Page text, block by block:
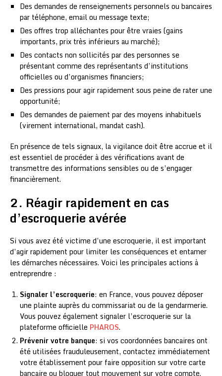
Des demandes de renseignements personnels ou bancaires
par téléphone, email ou message texte;
Des offres trop alléchantes pour être vraies (gains
importants, prix très inférieurs au marché);
Des contacts non sollicités par des personnes se
présentant comme des représentants d’institutions
officielles ou d’organismes financiers;
Des pressions pour agir rapidement sous peine de rater une
opportunité;
Des demandes de paiement par des moyens inhabituels
(virement international, mandat cash).
En présence de tels signaux, la vigilance doit être accrue et il
est essentiel de procéder à des vérifications avant de
transmettre des informations sensibles ou de s’engager
financièrement.
2. Réagir rapidement en cas
d’escroquerie avérée
Si vous avez été victime d’une escroquerie, il est important
d’agir rapidement pour limiter les conséquences et entamer
les démarches nécessaires. Voici les principales actions à
entreprendre :
Signaler l’escroquerie: en France, vous pouvez déposer
une plainte auprès du commissariat ou de la gendarmerie.
Vous pouvez également signaler l’escroquerie sur la
plateforme officielle PHAROS.
Prévenir votre banque: si vos coordonnées bancaires ont
été utilisées frauduleusement, contactez immédiatement
votre établissement pour faire opposition sur votre carte
bancaire ou bloquer tout mouvement sur votre compte.